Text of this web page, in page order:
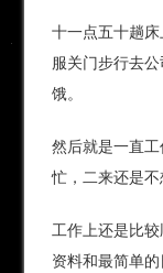
十一点五十趟
服关门步行去
饿。
然后就是一直
忙，二来还是
工作上还是比
资料和最简单